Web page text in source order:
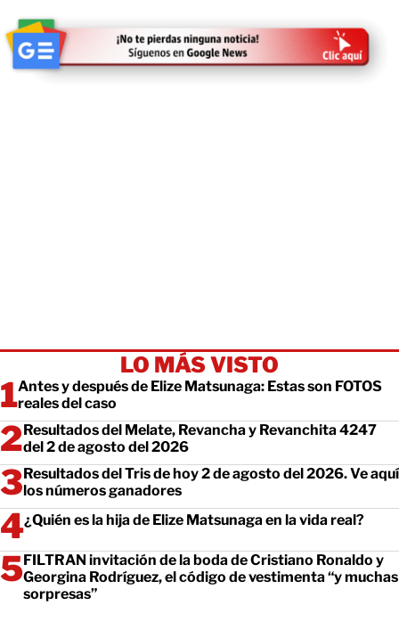
LO MÁS VISTO
Antes y después de Elize Matsunaga: Estas son FOTOS
reales del caso
Resultados del Melate, Revancha y Revanchita 4247
del 2 de agosto del 2026
Resultados del Tris de hoy 2 de agosto del 2026. Ve aquí
los números ganadores
¿Quién es la hija de Elize Matsunaga en la vida real?
FILTRAN invitación de la boda de Cristiano Ronaldo y
Georgina Rodríguez, el código de vestimenta “y muchas
sorpresas”